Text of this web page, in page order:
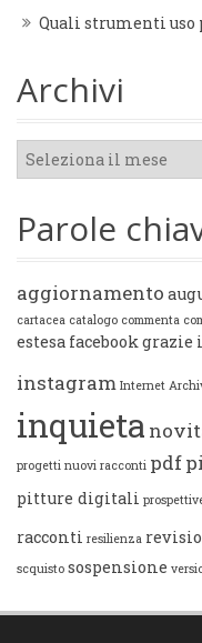
Quali strumenti uso
Archivi
Archivi
Parole
aggiornamento
cartacea catalogo commenta
estesa facebook grazie
instagram Internet
inquieta
progetti nuovi racconti pdf
pitture digitali
racconti resilienza
scquisto sospensione